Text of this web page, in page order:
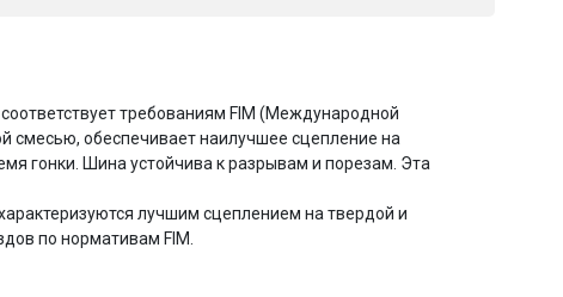
требованиям FIM (Международной
смесью, обеспечивает наилучшее сцепление на
гонки. Шина устойчива к разрывам и порезам. Эта
лучшим сцеплением на твердой и
по нормативам FIM.